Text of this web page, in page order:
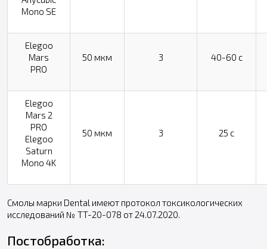
Mono SE
Elegoo
Mars
PRO
50 мкм 3 40-60 с
Elegoo
Mars 2
PRO
Elegoo
Saturn
Mono 4K
50 мкм 3 25 с
Смолы марки Dental имеют протокол токсикологических
исследований № TT-20-078 от 24.07.2020.
Постобработка: